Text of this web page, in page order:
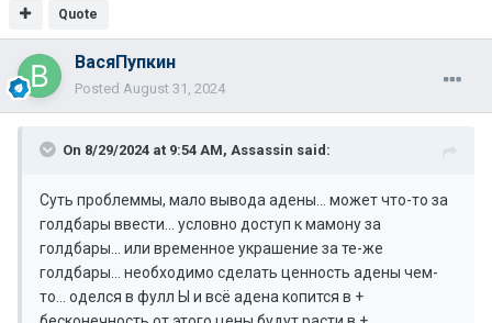
Quote
ВасяПупкин
Posted August 31, 2024
On 8/29/2024 at 9:54 AM, Assassin said:
Суть проблеммы, мало вывода адены... может что-то за
голдбары ввести... условно доступ к мамону за
голдбары... или временное украшение за те-же
голдбары... необходимо сделать ценность адены чем-
то... оделся в фулл Ы и всё адена копится в +